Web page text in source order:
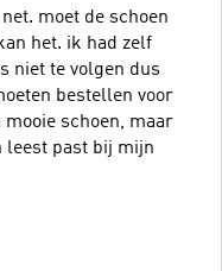
moet de schoen
het. ik had zelf
niet te volgen dus
bestellen voor
schoen, maar
leest past bij mijn